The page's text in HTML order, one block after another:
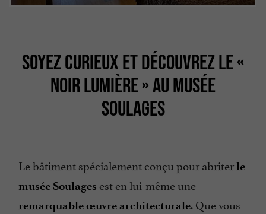
SOYEZ CURIEUX ET DÉCOUVREZ LE «
NOIR LUMIÈRE » AU MUSÉE
SOULAGES
Le bâtiment spécialement conçu pour abriterle
musée Soulages est en lui-même une
remarquableœuvre architecturale. Que vous